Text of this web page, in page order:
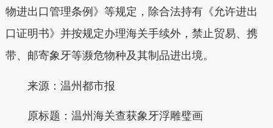
物进出口管理条例》等规定，除合法持有《允许进出
口证明书》并按规定办理海关手续外，禁止贸易、携
带、邮寄象牙等濒危物种及其制品进出境。
来源：温州都市报
原标题：温州海关查获象牙浮雕璧画